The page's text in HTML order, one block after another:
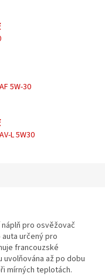
5W-30
L 5W30
náplň pro osvěžovač
auta určený pro
francouzské
uvolňována až po dobu
mírných teplotách.